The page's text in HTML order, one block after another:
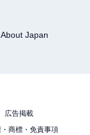
Japan
広告掲載
商標・免責事項